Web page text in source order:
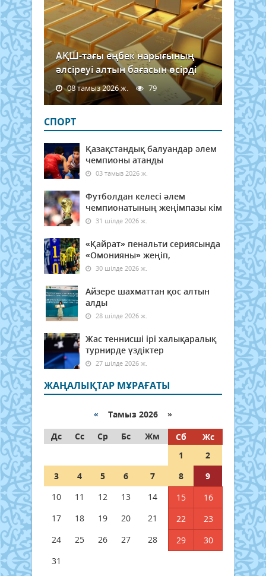
АҚШ-тағы еңбек нарығының
әлсіреуі алтын бағасын өсірді
08 тамыз 2026 ж. 79
СПОРТ
Қазақстандық балуандар әлем
чемпионы атанды
03 тамыз 2026 ж.
Футболдан келесі әлем
чемпионатының жеңімпазы кім
31 шілде 2026 ж.
«Қайрат» пенальти сериясында
«Омонияны» жеңіп,
30 шілде 2026 ж.
Айзере шахматтан қос алтын
алды
28 шілде 2026 ж.
Жас теннисші ірі халықаралық
турнирде үздіктер
27 шілде 2026 ж.
ЖАҢАЛЫҚТАР МҰРАҒАТЫ
« Тамыз 2026 »
Дс
Сс Ср Бс Жм Сб
Жс
1
2
3
4 5 6 7 8
9
10
11 12 13 14 15
16
17
18 19 20 21 22
23
24
25 26 27 28 29
30
31